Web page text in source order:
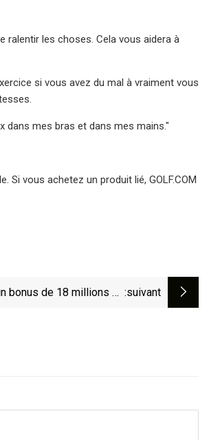
ralentir les choses. Cela vous aidera à
si vous avez du mal à vraiment vous
dans mes bras et dans mes mains."
vous achetez un produit lié, GOLF.COM
bonus de 18 millions de :suivant